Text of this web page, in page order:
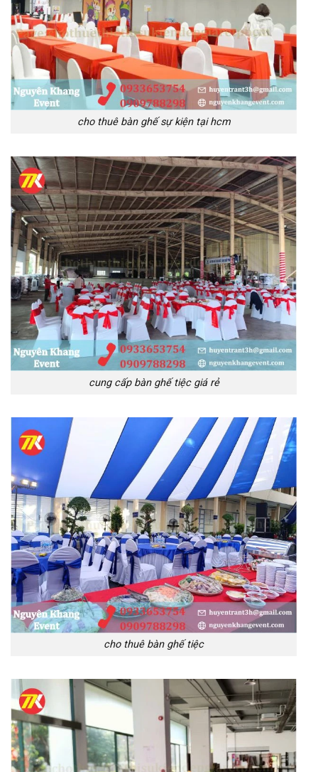
cho thuê bàn ghế sự kiện tại hcm
cung cấp bàn ghế tiệc giá rẻ
cho thuê bàn ghế tiệc